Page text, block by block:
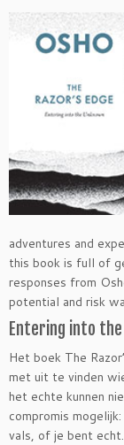
adventures and
this book is full of
responses from
potential and risk
Entering into
Het boek The
met uit te vinden
het echte kunnen
compromis
vals, of je bent